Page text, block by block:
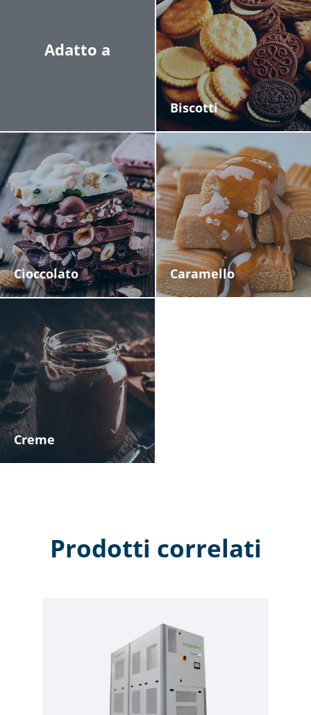
consumo energetico e sul livello di rumore.
Adatto a
Biscotti
Cioccolato Caramello
Creme
Prodotti correlati